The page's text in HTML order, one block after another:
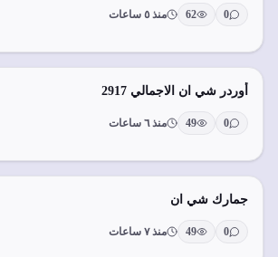
0
62 منذ ٥ ساعات
أوردر شي ان الاجمالي 2917
0
49 منذ ٦ ساعات
جمارك شي ان
0
49 منذ ٧ ساعات